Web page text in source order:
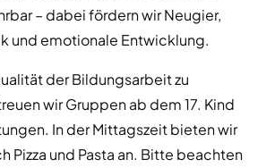
– dabei fördern wir Neugier,
und emotionale Entwicklung.
der Bildungsarbeit zu
wir Gruppen ab dem 17. Kind
In der Mittagszeit bieten wir
Pizza und Pasta an. Bitte beachten